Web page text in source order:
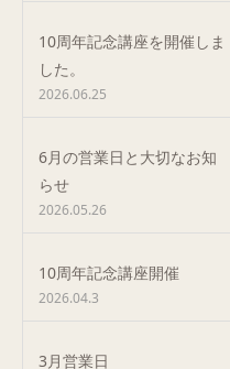
10周年記念講座を開催しま
した。
2026.06.25
6月の営業日と大切なお知
らせ
2026.05.26
10周年記念講座開催
2026.04.3
3月営業日